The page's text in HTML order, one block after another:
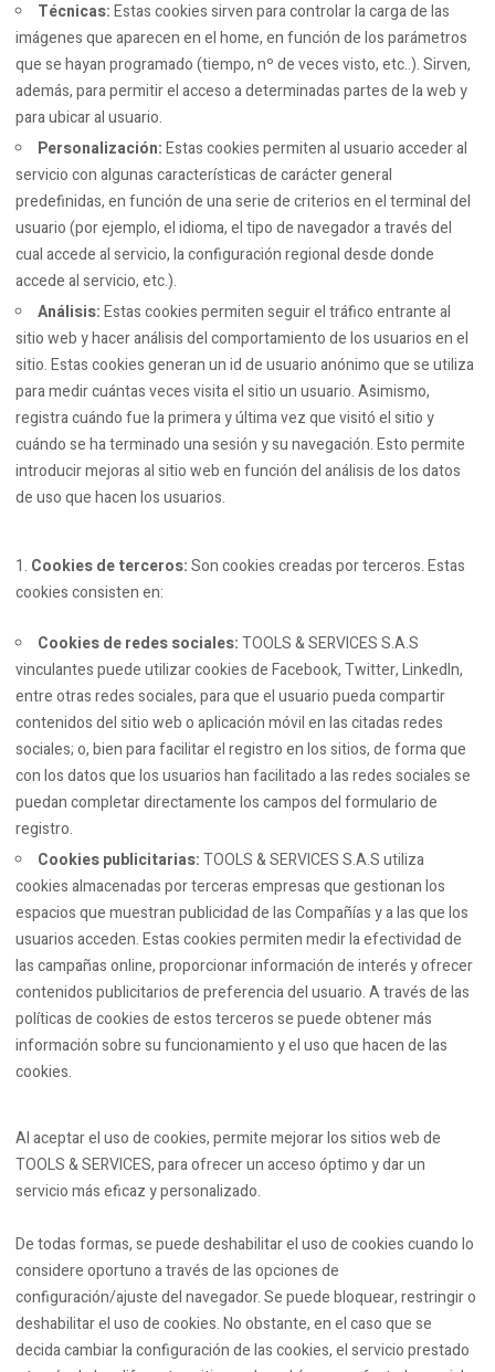
Técnicas:Estas cookies sirven para controlar la carga de las
imágenes que aparecen en el home, en función de los parámetros
que se hayan programado (tiempo, nº de veces visto, etc..). Sirven,
además, para permitir el acceso a determinadas partes de la web y
para ubicar al usuario.
Personalización:Estas cookies permiten al usuario acceder al
servicio con algunas características de carácter general
predefinidas, en función de una serie de criterios en el terminal del
usuario (por ejemplo, el idioma, el tipo de navegador a través del
cual accede al servicio, la configuración regional desde donde
accede al servicio, etc.).
Análisis:Estas cookies permiten seguir el tráfico entrante al
sitio web y hacer análisis del comportamiento de los usuarios en el
sitio. Estas cookies generan un id de usuario anónimo que se utiliza
para medir cuántas veces visita el sitio un usuario. Asimismo,
registra cuándo fue la primera y última vez que visitó el sitio y
cuándo se ha terminado una sesión y su navegación. Esto permite
introducir mejoras al sitio web en función del análisis de los datos
de uso que hacen los usuarios.
Cookies de terceros:Son cookies creadas por terceros. Estas
cookies consisten en:
Cookies de redes sociales:TOOLS & SERVICES S.A.S
vinculantes puede utilizar cookies de Facebook, Twitter, LinkedIn,
entre otras redes sociales, para que el usuario pueda compartir
contenidos del sitio web o aplicación móvil en las citadas redes
sociales; o, bien para facilitar el registro en los sitios, de forma que
con los datos que los usuarios han facilitado a las redes sociales se
puedan completar directamente los campos del formulario de
registro.
Cookies publicitarias:TOOLS & SERVICES S.A.S utiliza
cookies almacenadas por terceras empresas que gestionan los
espacios que muestran publicidad de las Compañías y a las que los
usuarios acceden. Estas cookies permiten medir la efectividad de
las campañas online, proporcionar información de interés y ofrecer
contenidos publicitarios de preferencia del usuario. A través de las
políticas de cookies de estos terceros se puede obtener más
información sobre su funcionamiento y el uso que hacen de las
cookies.
Al aceptar el uso de cookies, permite mejorar los sitios web de
TOOLS & SERVICES, para ofrecer un acceso óptimo y dar un
servicio más eficaz y personalizado.
De todas formas, se puede deshabilitar el uso de cookies cuando lo
considere oportuno a través de las opciones de
configuración/ajuste del navegador. Se puede bloquear, restringir o
deshabilitar el uso de cookies. No obstante, en el caso que se
decida cambiar la configuración de las cookies, el servicio prestado